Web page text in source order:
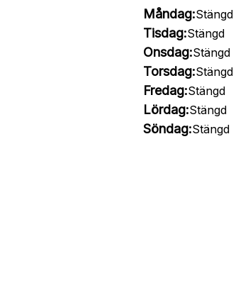
Måndag:Stängd
Tisdag:Stängd
Onsdag:Stängd
Torsdag:Stängd
Fredag:Stängd
Lördag:Stängd
Söndag:Stängd